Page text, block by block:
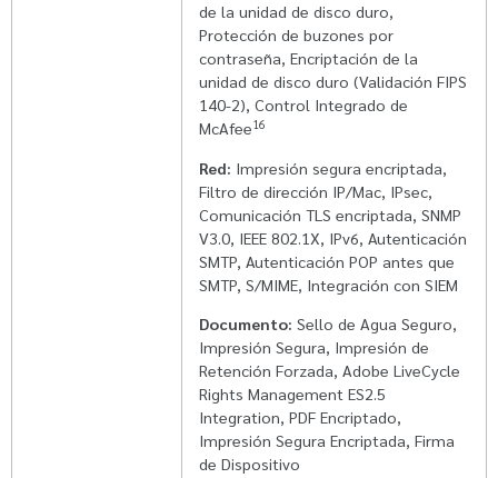
de la unidad de disco duro,
Protección de buzones por
contraseña, Encriptación de la
unidad de disco duro (Validación FIPS
140-2), Control Integrado de
McAfee16
Red: Impresión segura encriptada,
Filtro de dirección IP/Mac, IPsec,
Comunicación TLS encriptada, SNMP
V3.0, IEEE 802.1X, IPv6, Autenticación
SMTP, Autenticación POP antes que
SMTP, S/MIME, Integración con SIEM
Documento: Sello de Agua Seguro,
Impresión Segura, Impresión de
Retención Forzada, Adobe LiveCycle
Rights Management ES2.5
Integration, PDF Encriptado,
Impresión Segura Encriptada, Firma
de Dispositivo